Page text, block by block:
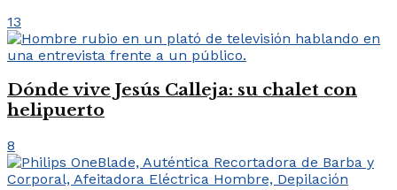
13
Dónde vive Jesús Calleja: su chalet con
helipuerto
8